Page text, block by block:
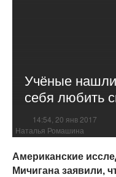
Учёные нашли
себя любить
14:54, 20 янв 2017
Наталья Ромашина
Американские
Мичигана заявили,